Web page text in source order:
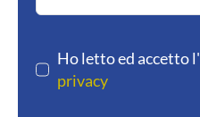
Ho letto ed accetto l'
privacy